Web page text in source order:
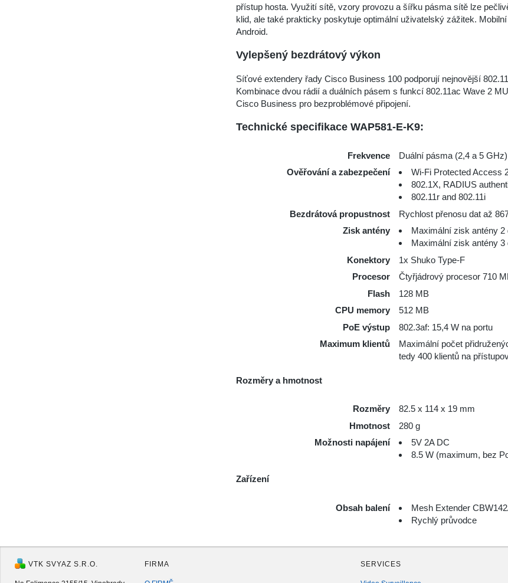
přístup hosta. Využití sítě, vzory provozu a šířku pásma sítě lze
klid, ale také prakticky poskytuje optimální uživatelský zážitek.
Android.
Vylepšený bezdrátový výkon
Síťové extendery řady Cisco Business 100 podporují nejnovější
Kombinace dvou rádií a duálních pásem s funkcí 802.11ac Wave 2
Cisco Business pro bezproblémové připojení.
Technické specifikace WAP581-E-K9:
Frekvence
Duální pásma (2,4 a 5 GHz)
Ověřování a zabezpečení
Wi-Fi Protected Access
802.1X, RADIUS
802.11r and 802.11i
Bezdrátová propustnost
Rychlost přenosu dat až
Zisk antény
Maximální zisk antény 2
Maximální zisk antény 3
Konektory
1x Shuko Type-F
Procesor
Čtyřjádrový procesor 710
Flash
128 MB
CPU memory
512 MB
PoE výstup
802.3af: 15,4 W na portu
Maximum klientů
Maximální počet
tedy 400 klientů na
Rozměry a hmotnost
Rozměry
82.5 x 114 x 19 mm
Hmotnost
280 g
Možnosti napájení
5V 2A DC
8.5 W (maximum, bez
Zařízení
Obsah balení
Mesh Extender
Rychlý průvodce
VTK SVYAZ S.R.O. FIRMA SERVICES